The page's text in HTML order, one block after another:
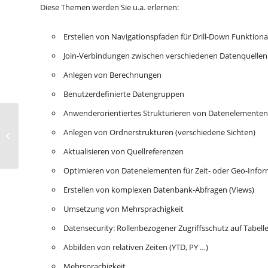
Diese Themen werden Sie u.a. erlernen:
Erstellen von Navigationspfaden für Drill-Down
Join-Verbindungen zwischen verschiedenen Datenquellen
Anlegen von Berechnungen
Benutzerdefinierte Datengruppen
Anwenderorientiertes Strukturieren von Datenelementen
Anlegen von Ordnerstrukturen (verschiedene Sichten)
Aktualisieren von Quellreferenzen
Optimieren von Datenelementen für Zeit- oder Geo-
Erstellen von komplexen Datenbank-Abfragen (Views)
Umsetzung von Mehrsprachigkeit
Datensecurity: Rollenbezogener Zugriffsschutz auf
Abbilden von relativen Zeiten (YTD, PY …)
85655 Seminar
Modellierung von
Cognos Analytics)